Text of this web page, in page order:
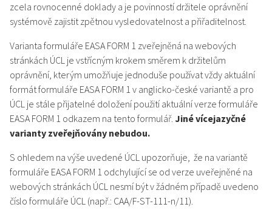
zcela rovnocenné doklady a je povinností držitele oprávnění
systémově zajistit zpětnou vysledovatelnost a přiřaditelnost.
Varianta formuláře EASA FORM 1 zveřejněná na webových
stránkách ÚCL je vstřícným krokem směrem k držitelům
oprávnění, kterým umožňuje jednoduše používat vždy aktuální
formát formuláře EASA FORM 1 v anglicko-české variantě a pro
ÚCL je stále přijatelné doložení použití aktuální verze formuláře
EASA FORM 1 odkazem na tento formulář. Jiné vícejazyčné
varianty zveřejňovány nebudou.
S ohledem na výše uvedené ÚCL upozorňuje, že na variantě
formuláře EASA FORM 1 odchylující se od verze uveřejněné na
webových stránkách ÚCL nesmí být v žádném případě uvedeno
číslo formuláře ÚCL (např.: CAA/F-ST-111-n/11).